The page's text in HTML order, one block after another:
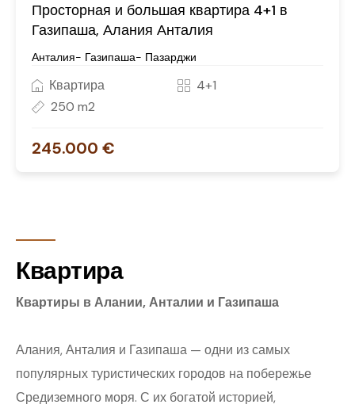
Просторная и большая квартира 4+1 в
Газипаша, Алания Анталия
Анталия- Газипаша- Пазарджи
Квартира
4+1
250 m2
245.000 €
Квартира
Квартиры в Алании, Анталии и Газипаша
Алания, Анталия и Газипаша — одни из самых
популярных туристических городов на побережье
Средиземного моря. С их богатой историей,